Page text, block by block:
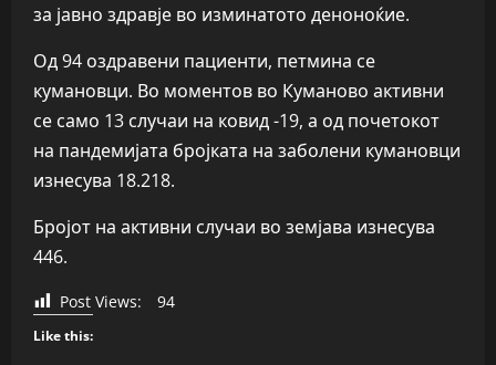
за јавно здравје во изминатото деноноќие.
Од 94 оздравени пациенти, петмина се
кумановци. Во моментов во Куманово активни
се само 13 случаи на ковид -19, а од почетокот
на пандемијата бројката на заболени кумановци
изнесува 18.218.
Бројот на активни случаи во земјава изнесува
446.
Post Views: 94
Like this: